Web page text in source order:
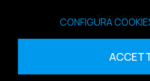
Tutti i diritti
Sitemap|Privacy Policy
CONFIGURA